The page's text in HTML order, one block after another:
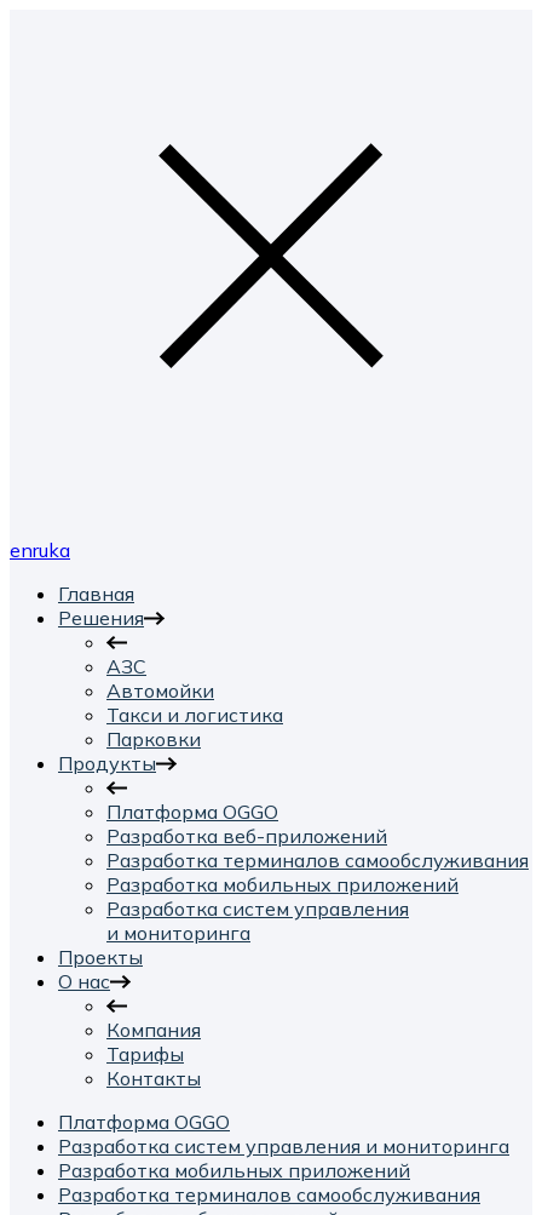
enruka
Главная
Решения
АЗС
Автомойки
Такси и логистика
Парковки
Продукты
Платформа OGGO
Разработка веб-приложений
Разработка терминалов самообслуживания
Разработка мобильных приложений
Разработка систем управления
и мониторинга
Проекты
О нас
Компания
Тарифы
Контакты
Платформа OGGO
Разработка систем управления и мониторинга
Разработка мобильных приложений
Разработка терминалов самообслуживания